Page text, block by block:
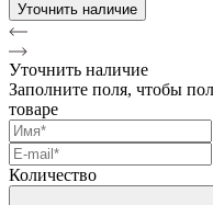
Уточнить наличие
Уточнить наличие
Заполните поля, чтобы
товаре
Количество